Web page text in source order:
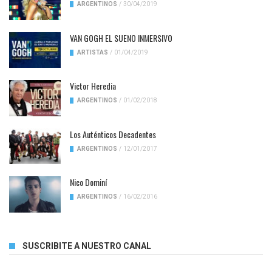
ARGENTINOS / 30/04/2019
VAN GOGH EL SUENO INMERSIVO
ARTISTAS / 01/04/2019
Victor Heredia
ARGENTINOS / 01/02/2018
Los Auténticos Decadentes
ARGENTINOS / 12/01/2017
Nico Dominí
ARGENTINOS / 16/02/2016
SUSCRIBITE A NUESTRO CANAL